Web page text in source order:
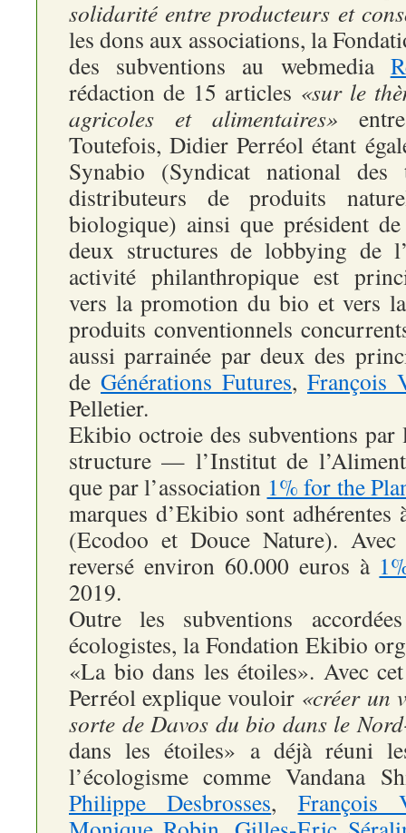
solidarité entre producteurs et
les dons aux associations, la
des subventions au webmedia
rédaction de 15 articles «sur le
agricoles et alimentaires»
Toutefois, Didier Perréol étant
Synabio (Syndicat national des
distributeurs de produits
biologique) ainsi que président
deux structures de lobbying de
activité philanthropique est
vers la promotion du bio et vers
produits conventionnels
aussi parrainée par deux des
de Générations Futures, François
Pelletier.
Ekibio octroie des subventions par
structure — l’Institut de
que par l’association 1% for the
marques d’Ekibio sont adhérentes
(Ecodoo et Douce Nature).
reversé environ 60.000 euros à
2019.
Outre les subventions
écologistes, la Fondation Ekibio
«La bio dans les étoiles». Avec
Perréol explique vouloir «créer un
sorte de Davos du bio dans le
dans les étoiles» a déjà réuni
l’écologisme comme Vandana
Philippe Desbrosses, François